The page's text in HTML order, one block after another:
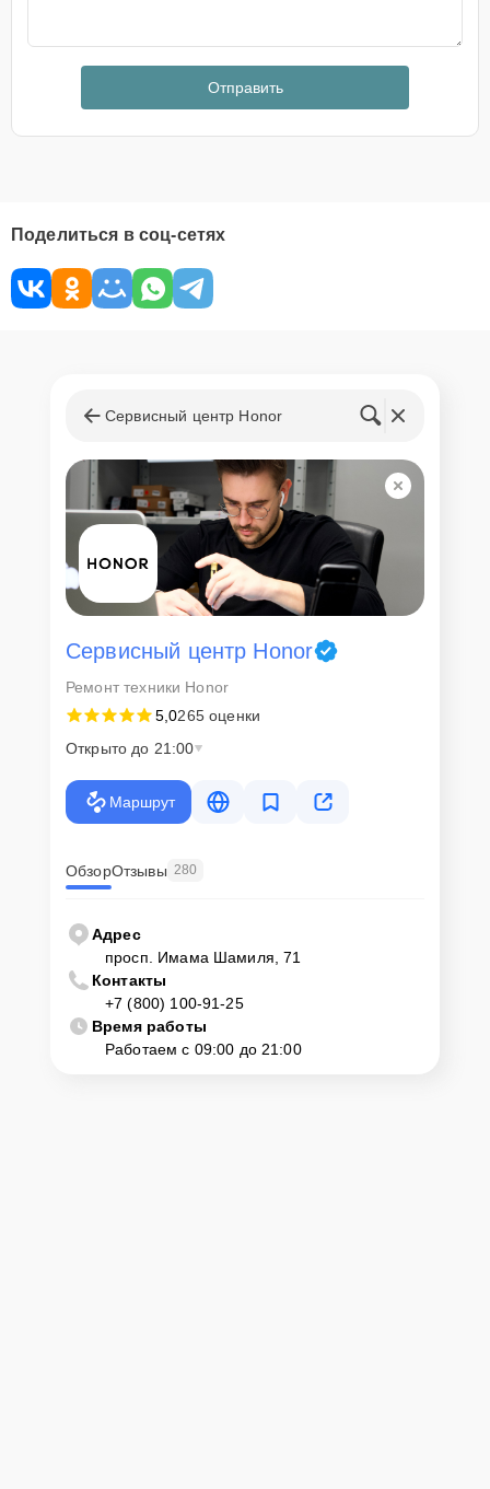
Отправить
Поделиться в соц-сетях
Сервисный центр Honor
Сервисный центр Honor
Ремонт техники Honor
5,0265 оценки
Открыто до 21:00
Маршрут
ОбзорОтзывы 280
Адрес
просп. Имама Шамиля, 71
Контакты
+7 (800) 100-91-25
Время работы
Работаем с 09:00 до 21:00